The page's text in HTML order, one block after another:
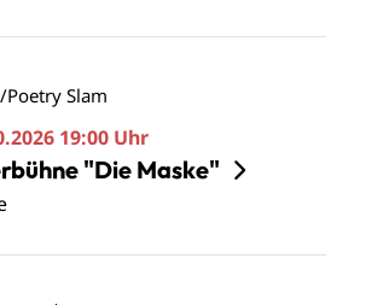
Slam
19:00 Uhr
"Die Maske"